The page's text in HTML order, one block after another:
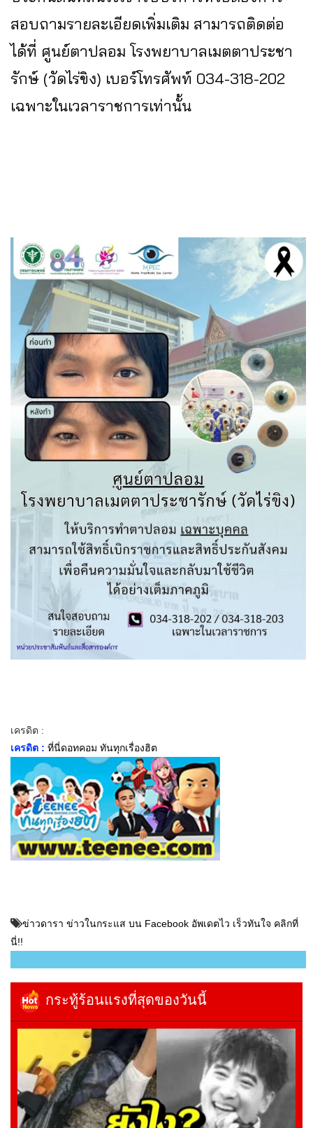
สอบถามรายละเอียดเพิ่มเติม สามารถติดต่อ
ได้ที่ ศูนย์ตาปลอม โรงพยาบาลเมตตาประชา
รักษ์ (วัดไร่ขิง) เบอร์โทรศัพท์ 034-318-202
เฉพาะในเวลาราชการเท่านั้น
เครดิต :
เครดิต : ที่นี่ดอทคอม ทันทุกเรื่องฮิต
ข่าวดารา ข่าวในกระแส บน Facebook อัพเดตไว เร็วทันใจ คลิกที่
นี่!!
กระทู้ร้อนแรงที่สุดของวันนี้